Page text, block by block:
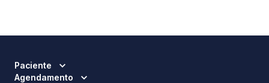
Paciente
Agendamento